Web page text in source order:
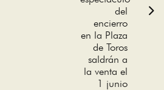
del
encierro
en la Plaza
de Toros
saldrán a
la venta el
1 junio